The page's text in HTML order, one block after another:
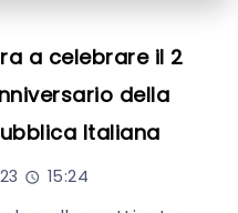
a celebrare il 2
della
Italiana
15:24